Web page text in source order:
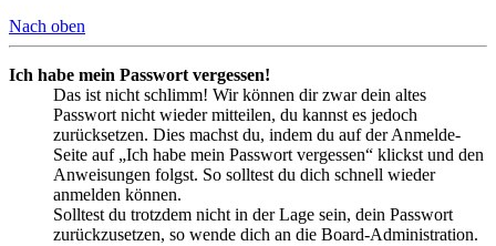
Nach oben
Ich habe mein Passwort vergessen!
Das ist nicht schlimm! Wir können dir zwar dein altes
Passwort nicht wieder mitteilen, du kannst es jedoch
zurücksetzen. Dies machst du, indem du auf der Anmelde-
Seite auf „Ich habe mein Passwort vergessen“ klickst und den
Anweisungen folgst. So solltest du dich schnell wieder
anmelden können.
Solltest du trotzdem nicht in der Lage sein, dein Passwort
zurückzusetzen, so wende dich an die Board-Administration.